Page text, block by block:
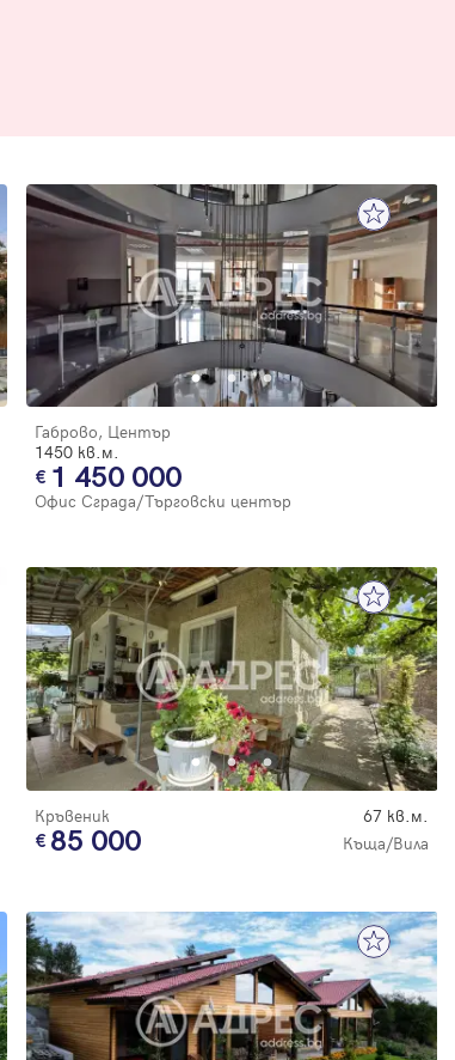
Габрово, Център
1450 кв.м.
1 450 000
Офис Сграда/Търговски център
Кръвеник 67 кв.м.
85 000 Къща/Вила